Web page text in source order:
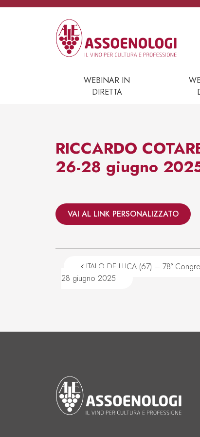
Vai al contenuto
Navigazione principale
WEBINAR IN
DIRETTA
RICCARDO
26-28 giugno
VAI AL LINK PERSONALIZZATO
Navigazione
ITALO DE LUCA (67) – 78°
28 giugno 2025